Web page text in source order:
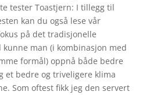
tester Toastjern: I tillegg til
kan du også lese vår
på det tradisjonelle
man (i kombinasjon med
formål) oppnå både bedre
et bedre og triveligere klima
Som oftest fikk jeg den servert